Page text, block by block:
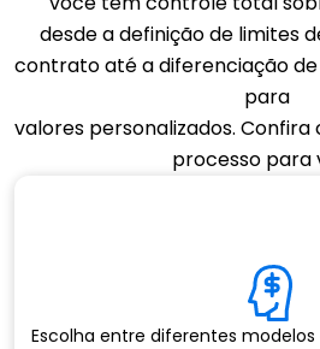
desde a definição de limites
contrato até a diferenciação
para
valores personalizados.
processo para
Escolha entre diferentes